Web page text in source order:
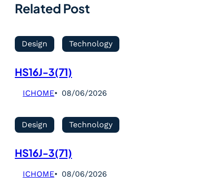
Related Post
Design Technology
HS16J-3(71)
ICHOME 08/06/2026
Design Technology
HS16J-3(71)
ICHOME 08/06/2026